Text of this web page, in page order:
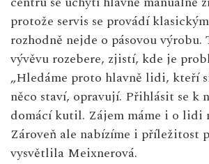
protože servis se provádí
rozhodně nejde o pásovou výrobu.
vývěvu rozebere, zjistí, kde je
„Hledáme proto hlavně lidi, kteří
něco staví, opravují. Přihlásit se k
domácí kutil. Zájem máme i o lidi
Zároveň ale nabízíme i příležitost
vysvětlila Meixnerová.